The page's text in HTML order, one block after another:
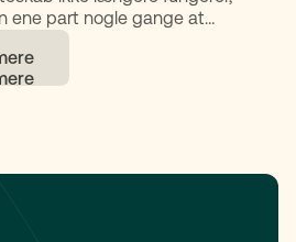
ene part nogle gange at
den anden ikke vil. Det
en svær og følelsesmæssigt
situation, men der findes
du kan håndtere